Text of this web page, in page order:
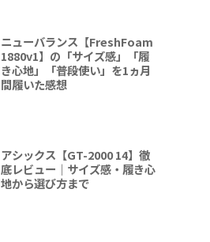
ニューバランス【FreshFoam
1880v1】の「サイズ感」「履
き心地」「普段使い」を1ヵ月
間履いた感想
アシックス【GT-2000 14】徹
底レビュー｜サイズ感・履き心
地から選び方まで